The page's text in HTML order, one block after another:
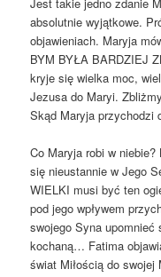
absolutnie wyjątkowe.
objawieniach. Maryja
BYM BYŁA BARDZIEJ
kryje się wielka moc,
Jezusa do Maryi.
Skąd Maryja przychodzi
Co Maryja robi w
się nieustannie w Jego
WIELKI musi być ten
pod jego wpływem
swojego Syna
kochaną… Fatima
świat Miłością do swojej